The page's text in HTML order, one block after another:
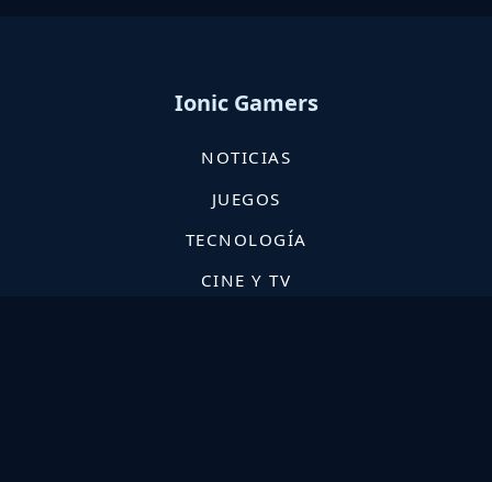
Ionic Gamers
NOTICIAS
JUEGOS
TECNOLOGÍA
CINE Y TV